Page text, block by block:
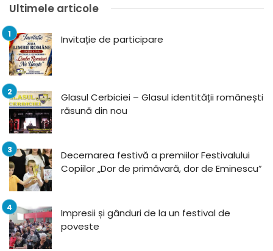
Ultimele articole
Invitație de participare
Glasul Cerbiciei – Glasul identității românești
răsună din nou
Decernarea festivă a premiilor Festivalului
Copiilor „Dor de primăvară, dor de Eminescu”
Impresii și gânduri de la un festival de
poveste